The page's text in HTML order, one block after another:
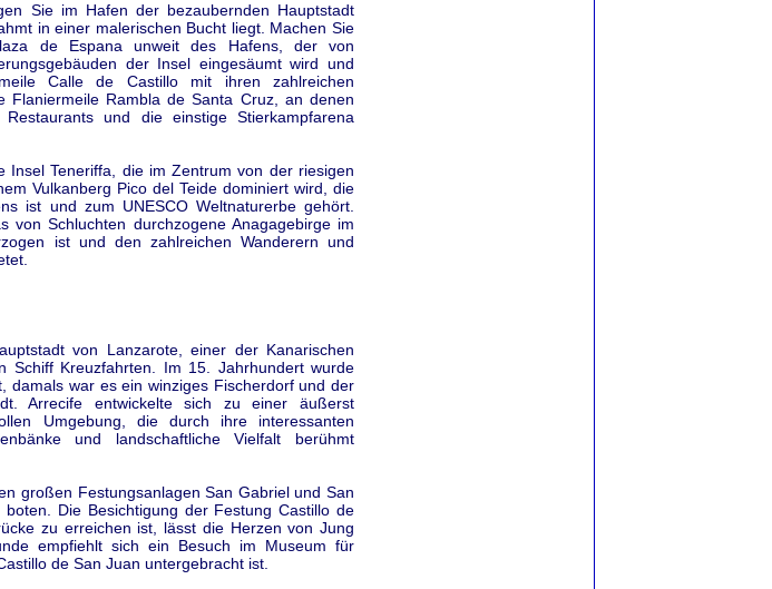
Sie im Hafen der bezaubernden Hauptstadt
in einer malerischen Bucht liegt. Machen Sie
de Espana unweit des Hafens, der von
der Insel eingesäumt wird und
Calle de Castillo mit ihren zahlreichen
Flaniermeile Rambla de Santa Cruz, an denen
und die einstige Stierkampfarena
Teneriffa, die im Zentrum von der riesigen
Vulkanberg Pico del Teide dominiert wird, die
ist und zum UNESCO Weltnaturerbe gehört.
von Schluchten durchzogene Anagagebirge im
ist und den zahlreichen Wanderern und
von Lanzarote, einer der Kanarischen
Schiff Kreuzfahrten. Im 15. Jahrhundert wurde
damals war es ein winziges Fischerdorf und der
Arrecife entwickelte sich zu einer äußerst
Umgebung, die durch ihre interessanten
und landschaftliche Vielfalt berühmt
großen Festungsanlagen San Gabriel und San
Die Besichtigung der Festung Castillo de
zu erreichen ist, lässt die Herzen von Jung
empfiehlt sich ein Besuch im Museum für
de San Juan untergebracht ist.